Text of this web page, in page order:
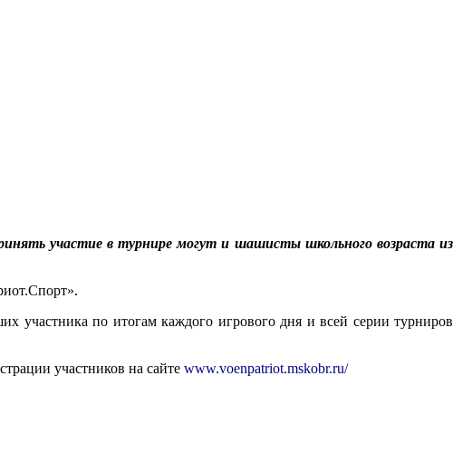
участие в турнире могут и шашисты школьного возраста из
участника по итогам каждого игрового дня и всей серии турниров
участников на сайте www.voenpatriot.mskobr.ru/